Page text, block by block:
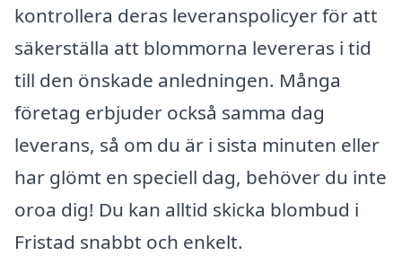
kontrollera deras leveranspolicyer för att
säkerställa att blommorna levereras i tid
till den önskade anledningen. Många
företag erbjuder också samma dag
leverans, så om du är i sista minuten eller
har glömt en speciell dag, behöver du inte
oroa dig! Du kan alltid skicka blombud i
Fristad snabbt och enkelt.